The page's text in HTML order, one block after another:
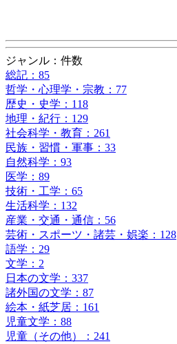
ジャンル：件数
総記：85
哲学・心理学・宗教：77
歴史・史学：118
地理・紀行：129
社会科学・教育：261
民族・習慣・軍事：33
自然科学：93
医学：89
技術・工学：65
生活科学：132
産業・交通・通信：56
芸術・スポーツ・諸芸・娯楽：128
語学：29
文学：2
日本の文学：337
諸外国の文学：87
絵本・紙芝居：161
児童文学：88
児童（その他）：241